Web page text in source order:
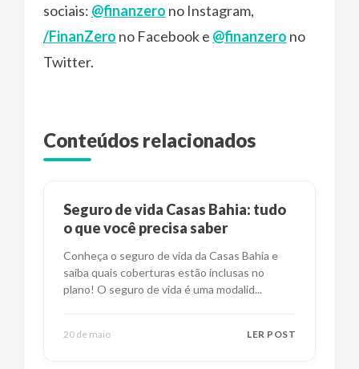
sociais: @finanzero no Instagram,
/FinanZero no Facebook e @finanzero no
Twitter.
Conteúdos relacionados
Seguro de vida Casas Bahia: tudo
o que você precisa saber
Conheça o seguro de vida da Casas Bahia e
saiba quais coberturas estão inclusas no
plano! O seguro de vida é uma modalid...
20 de maio LER POST